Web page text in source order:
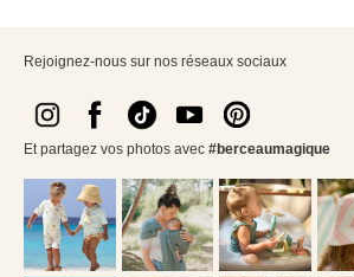
Rejoignez-nous sur nos réseaux sociaux
Et partagez vos photos avec #berceaumagique